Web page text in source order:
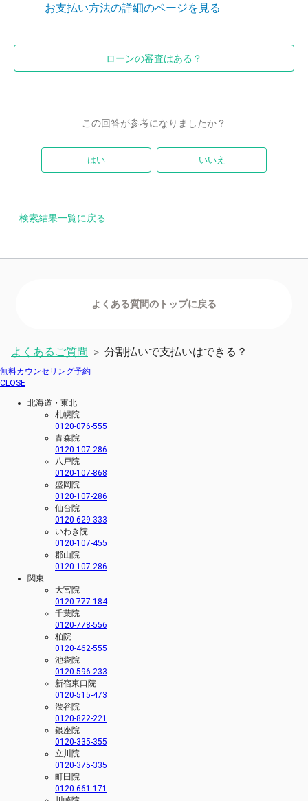
お支払い方法の詳細のページを見る
ローンの審査はある？
この回答が参考になりましたか？
はい いいえ
検索結果一覧に戻る
よくあるご質問 > 分割払いで支払いはできる？
無料カウンセリング予約
CLOSE
北海道・東北
札幌院
0120-076-555
青森院
0120-107-286
八戸院
0120-107-868
盛岡院
0120-107-286
仙台院
0120-629-333
いわき院
0120-107-455
郡山院
0120-107-286
関東
大宮院
0120-777-184
千葉院
0120-778-556
柏院
0120-462-555
池袋院
0120-596-233
新宿東口院
0120-515-473
渋谷院
0120-822-221
銀座院
0120-335-355
立川院
0120-375-335
町田院
0120-661-171